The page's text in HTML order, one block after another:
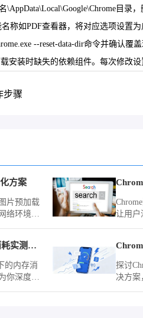
目
称如PDF查看器，将对应选项设置
--reset-data-dir命令并确认
安装时缺失的依赖组件。每次修改
步骤
方案
片预加载
络环境的
让用户
vivo 浏览器夸克浏览器后台运行内存消耗实测对比测评
的内存消
你深度剖
探讨
决方案